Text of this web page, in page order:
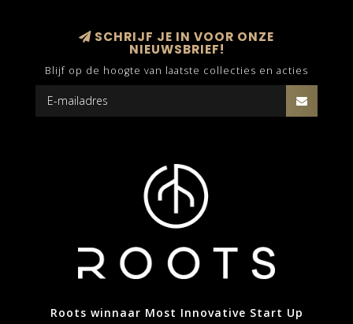
SCHRIJF JE IN VOOR ONZE
NIEUWSBRIEF!
Blijf op de hoogte van laatste collecties en acties
Roots winnaar Most Innovative Start Up